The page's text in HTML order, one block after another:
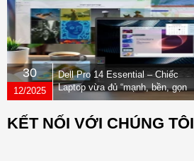
30
12/2025
Dell Pro 14 Essential – Chiếc
Laptop vừa đủ “mạnh, bền, gọn
nhẹ” dành cho dân văn phòng
KẾT NỐI VỚI CHÚNG TÔI